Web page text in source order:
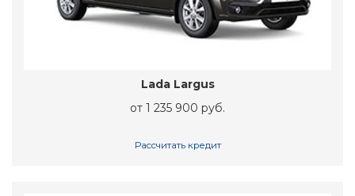
Lada Largus
от 1 235 900 руб.
Рассчитать кредит